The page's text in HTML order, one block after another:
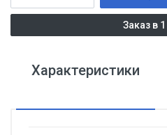
Заказ в
Характеристики